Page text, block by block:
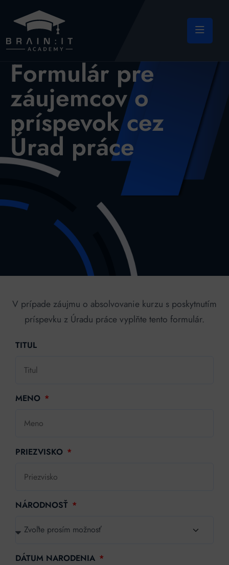
Formulár pre
záujemcov o
príspevok cez
Úrad práce
V prípade záujmu o absolvovanie kurzu s poskytnutím
príspevku z Úradu práce vyplňte tento formulár.
TITUL
MENO
PRIEZVISKO
NÁRODNOSŤ
DÁTUM NARODENIA